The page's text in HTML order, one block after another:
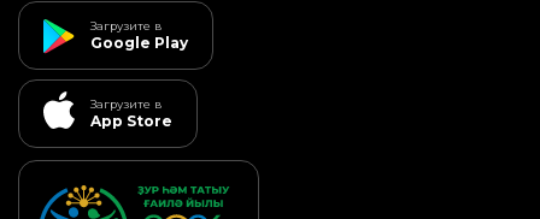
Загрузите в
Google Play
Загрузите в
App Store